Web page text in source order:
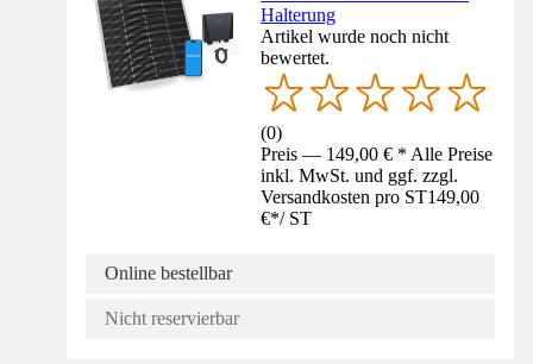
Halterung
Artikel wurde noch nicht
bewertet.
(0)
Preis — 149,00 € * Alle Preise
inkl. MwSt. und ggf. zzgl.
Versandkosten pro ST149,00
€*/ ST
Online bestellbar
Nicht reservierbar